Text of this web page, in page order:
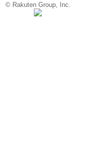
© Rakuten Group, Inc.